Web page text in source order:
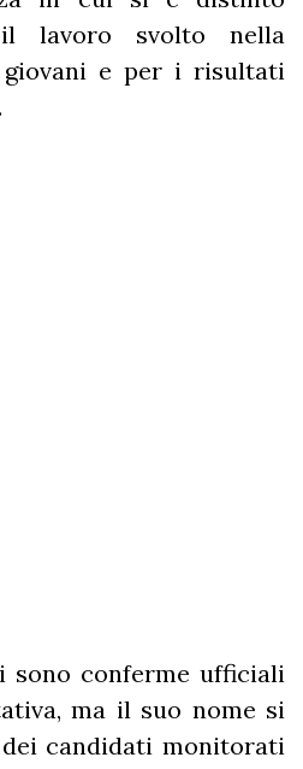
lavoro svolto nella
giovani e per i risultati
sono conferme ufficiali
ma il suo nome si
candidati monitorati